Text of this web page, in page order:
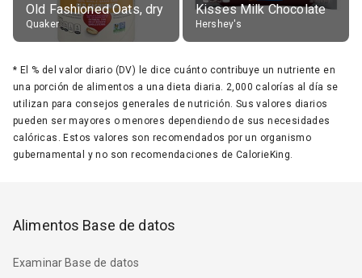
Old Fashioned Oats, dry
Quaker
Kisses Milk Chocolate
Hershey's
* El % del valor diario (DV) le dice cuánto contribuye un nutriente en
una porción de alimentos a una dieta diaria. 2,000 calorías al día se
utilizan para consejos generales de nutrición. Sus valores diarios
pueden ser mayores o menores dependiendo de sus necesidades
calóricas. Estos valores son recomendados por un organismo
gubernamental y no son recomendaciones de CalorieKing.
Alimentos Base de datos
Examinar Base de datos